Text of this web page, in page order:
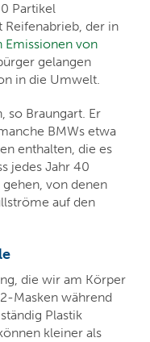
Partikel
Reifenabrieb, der in
Emissionen von
gelangen
in die Umwelt.
so Braungart. Er
BMWs etwa
enthalten, die es
jedes Jahr 40
von denen
auf den
die wir am Körper
Masken während
Plastik
kleiner als